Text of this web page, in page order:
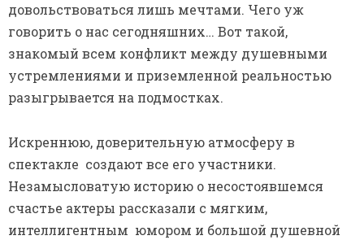
довольствоваться лишь мечтами. Чего уж
говорить о нас сегодняшних… Вот такой,
знакомый всем конфликт между душевными
устремлениями и приземленной реальностью
разыгрывается на подмостках.
Искреннюю, доверительную атмосферу в
спектакле создают все его участники.
Незамысловатую историю о несостоявшемся
счастье актеры рассказали с мягким,
интеллигентным юмором и большой душевной